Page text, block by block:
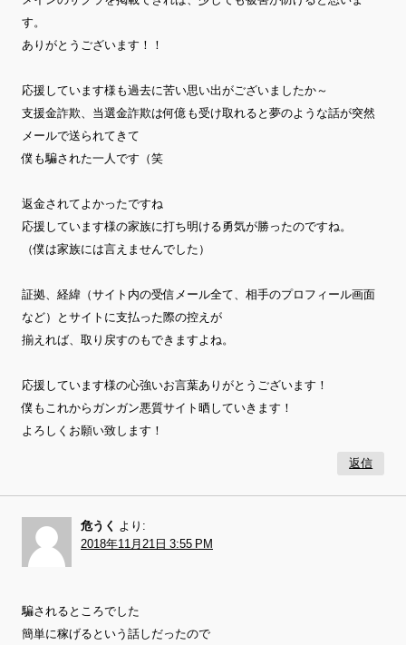
す。
ありがとうございます！！
応援しています様も過去に苦い思い出がございましたか～
支援金詐欺、当選金詐欺は何億も受け取れると夢のような話が突然
メールで送られてきて
僕も騙された一人です（笑
返金されてよかったですね
応援しています様の家族に打ち明ける勇気が勝ったのですね。
（僕は家族には言えませんでした）
証拠、経緯（サイト内の受信メール全て、相手のプロフィール画面
など）とサイトに支払った際の控えが
揃えれば、取り戻すのもできますよね。
応援しています様の心強いお言葉ありがとうございます！
僕もこれからガンガン悪質サイト晒していきます！
よろしくお願い致します！
返信
危うく
より:
2018年11月21日 3:55 PM
騙されるところでした
簡単に稼げるという話しだったので